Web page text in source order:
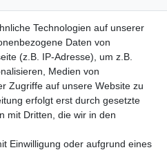
suchen einen Vertriebspartner in
Herstelleranfrage Vertrieb
Technologien auf unserer
Daten von
(z.B. IP-Adresse), um z.B.
Medien von
Zugriffe auf unsere Website zu
erfolgt erst durch gesetzte
mit Dritten, die wir in den
Einwilligung oder aufgrund eines